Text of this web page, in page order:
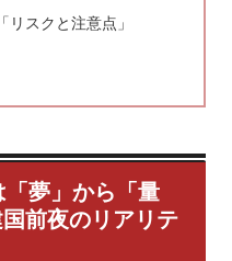
スクと注意点」
夢」から「量
前夜のリアリテ